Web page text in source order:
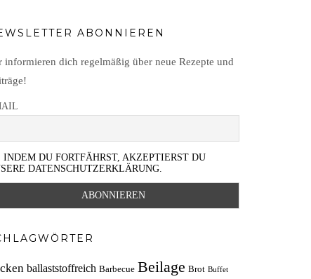
ABONNIEREN
informieren dich regelmäßig über neue Rezepte und
INDEM DU FORTFÄHRST, AKZEPTIERST DU
DATENSCHUTZERKLÄRUNG.
ballaststoffreich Barbecue Beilage Brot Buffet